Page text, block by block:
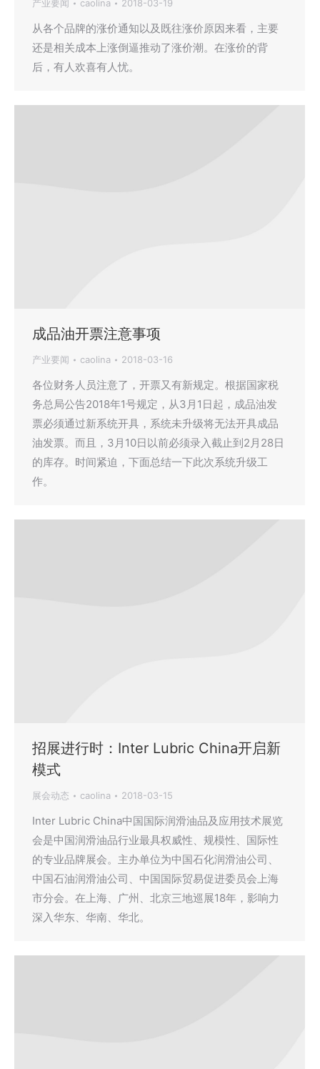
产业要闻 caolina 2018-03-19
从各个品牌的涨价通知以及既往涨价原因来看，主要
还是相关成本上涨倒逼推动了涨价潮。在涨价的背
后，有人欢喜有人忧。
成品油开票注意事项
产业要闻 caolina 2018-03-16
各位财务人员注意了，开票又有新规定。根据国家税
务总局公告2018年1号规定，从3月1日起，成品油发
票必须通过新系统开具，系统未升级将无法开具成品
油发票。而且，3月10日以前必须录入截止到2月28日
的库存。时间紧迫，下面总结一下此次系统升级工
作。
招展进行时：Inter Lubric China开启新
模式
展会动态 caolina 2018-03-15
Inter Lubric China中国国际润滑油品及应用技术展览
会是中国润滑油品行业最具权威性、规模性、国际性
的专业品牌展会。主办单位为中国石化润滑油公司、
中国石油润滑油公司、中国国际贸易促进委员会上海
市分会。在上海、广州、北京三地巡展18年，影响力
深入华东、华南、华北。